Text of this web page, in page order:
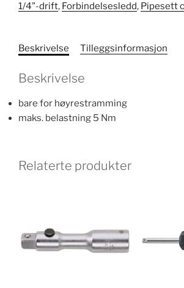
406
1/4"-drift, Forbindelsesledd, Pipesett
Beskrivelse Tilleggsinformasjon
Beskrivelse
bare for høyrestramming
maks. belastning 5 Nm
Relaterte produkter